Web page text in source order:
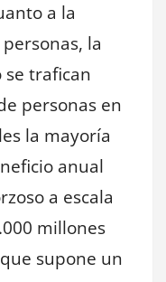
a la
la
se trafican
personas en
la mayoría
anual
a escala
millones
supone un